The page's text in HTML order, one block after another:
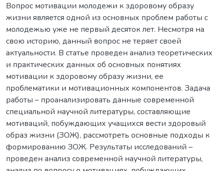
Вопрос мотивации молодежи к здоровому образу
жизни является одной из основных проблем работы с
молодежью уже не первый десяток лет. Несмотря на
свою историю, данный вопрос не теряет своей
актуальности. В статье проведен анализ теоретических
и практических данных об основных понятиях
мотивации к здоровому образу жизни, ее
проблематики и мотивационных компонентов. Задача
работы – проанализировать данные современной
специальной научной литературы, составляющие
мотиваций, побуждающих учащихся вести здоровый
образ жизни (ЗОЖ), рассмотреть основные подходы к
формированию ЗОЖ. Результаты исследований –
проведен анализ современной научной литературы,